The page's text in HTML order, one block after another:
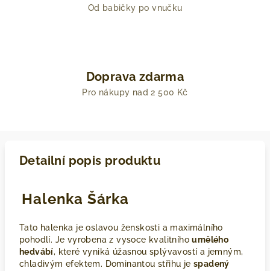
Od babičky po vnučku
Doprava zdarma
Pro nákupy nad 2 500 Kč
Detailní popis produktu
e
k
a
j
s
i
:
Halenka Šárka
Tato halenka je oslavou ženskosti a maximálního
pohodlí. Je vyrobena z vysoce kvalitníhoumělého
hedvábí, které vyniká úžasnou splývavostí a jemným,
chladivým efektem. Dominantou střihu je spadený